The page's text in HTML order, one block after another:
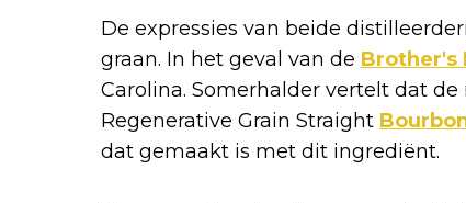
De expressies van beide
graan. In het geval van de Brother's
Carolina. Somerhalder vertelt dat
Regenerative Grain Straight
dat gemaakt is met dit ingrediënt.